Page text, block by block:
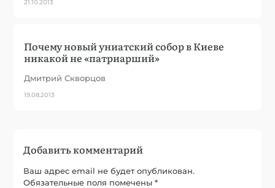
21.10.2013
Почему новый униатский собор в Киеве
никакой не «патриарший»
Дмитрий Скворцов
19.08.2013
Добавить комментарий
Ваш адрес email не будет опубликован.
Обязательные поля помечены*